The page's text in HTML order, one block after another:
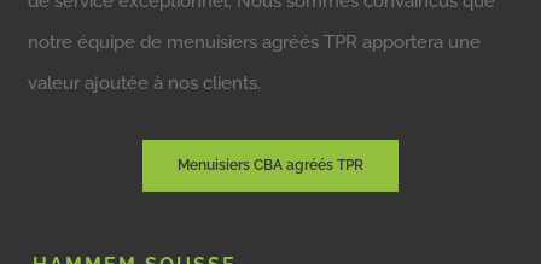
notre équipe de menuisiers agréés TPR apportera une
valeur ajoutée à nos clients.
Menuisiers CBA agréés TPR